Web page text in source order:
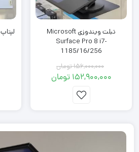
تبلت ویندوزی Microsoft
Surface Pro 8 i7-
1185/16/256
156,000,000تومان
قیمت
اصلی:
152,900,000 تومان
قیمت
فعلی:
152,900,000 تومان.